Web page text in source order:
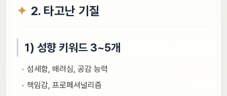
2. 타고난 기질
1) 성향 키워드 3~5개
섬세함, 배려심, 공감 능력
책임감, 프로페셔널리즘